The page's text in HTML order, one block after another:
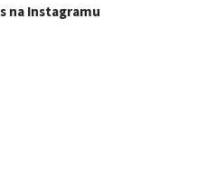
na Instagramu